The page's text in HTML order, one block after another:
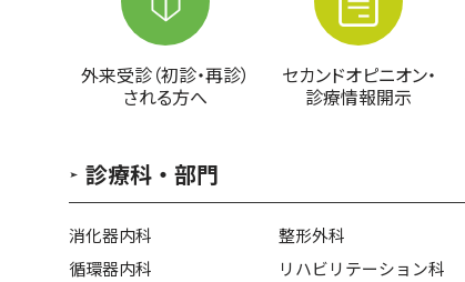
外来受診（初診・再診）
される方へ
セカンドオピニオン・
診療情報開示
診療科・部門
消化器内科
循環器内科
整形外科
リハビリテーション科